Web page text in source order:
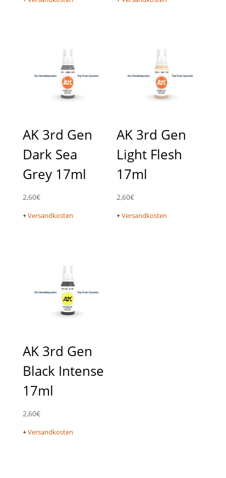
AK 3rd Gen
Dark Sea
Grey 17ml
2,60€
+Versandkosten
AK 3rd Gen
Light Flesh
17ml
2,60€
+Versandkosten
AK 3rd Gen
Black Intense
17ml
2,60€
+Versandkosten